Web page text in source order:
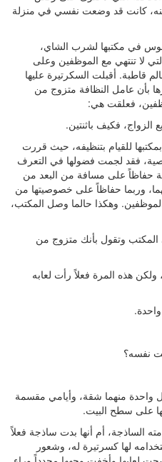
عنه، كانت قد وضعت نفسي في منزلة
في مكتبها لشرب الشاي،
لا تنتهي مع الموظفين وعلى
قاطبة. أقبلت السكرتيرة عليها
بأن عامل النظافة متزوج من
فعلقت هي:
الزواج، فكيف باثنتين.
للقيام بتنظيفه، حيث قررت
فقد لجمت فضولها في التعرف
حفاظاً على مسافة من البعد من
وربما حفاظاً على خصوصيتها من
وهكذا حالما وصل المكتب،
وتقول بأنك متزوج من
ولكن هذه المرة فعلاً رأت لعابه
نفسه؟
واحدة منهما شقة، وأيامي مقسمة
على سطح البيت.
الساذجة، أم أنها بدت ساذجة فعلاً
لها كسرتيرة له، وشعور